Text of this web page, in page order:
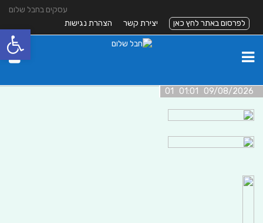
עסקים בחבל שלום
לפרסום באתר לחץ כאן
יצירת קשר הצהרת נגישות
09/08/2026 01:01 01
פתח